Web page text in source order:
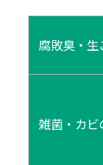
腐敗臭・生
雑菌・カビ